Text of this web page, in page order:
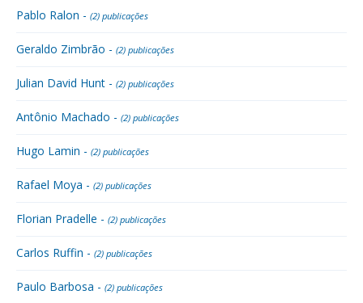
Pablo Ralon - (2) publicações
Geraldo Zimbrão - (2) publicações
Julian David Hunt - (2) publicações
Antônio Machado - (2) publicações
Hugo Lamin - (2) publicações
Rafael Moya - (2) publicações
Florian Pradelle - (2) publicações
Carlos Ruffin - (2) publicações
Paulo Barbosa - (2) publicações